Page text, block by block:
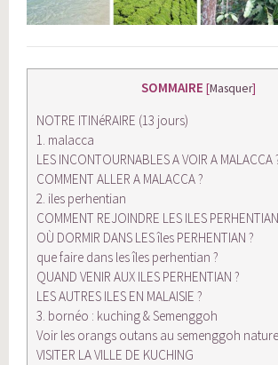
SOMMAIRE [Masquer]
NOTRE ITINéRAIRE (13 jours)
1. malacca
LES INCONTOURNABLES A VOIR A MALACCA
COMMENT ALLER A MALACCA ?
2. iles perhentian
COMMENT REJOINDRE LES ILES
OÙ DORMIR DANS LES îles PERHENTIAN ?
que faire dans les îles perhentian ?
QUAND VENIR AUX ILES PERHENTIAN ?
LES AUTRES ILES EN MALAISIE ?
3. bornéo : kuching & Semenggoh
Voir les orangs outans au semenggoh
VISITER LA VILLE DE KUCHING